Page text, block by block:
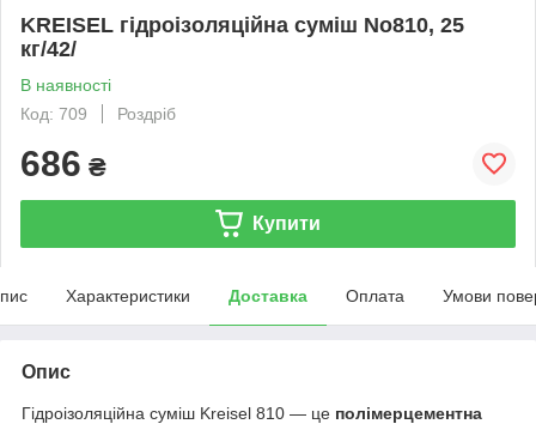
KREISEL гідроізоляційна суміш No810, 25
кг/42/
В наявності
Код: 709
Роздріб
686 ₴
Купити
Характеристики Доставка Оплата Умови
Опис
Гідроізоляційна суміш Kreisel 810 — це полімерцементна